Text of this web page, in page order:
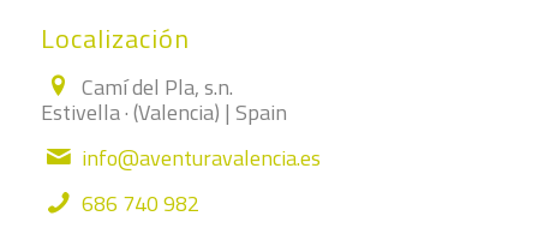
Localización
Camí del Pla, s.n.
Estivella · (Valencia) | Spain
info@aventuravalencia.es
686 740 982